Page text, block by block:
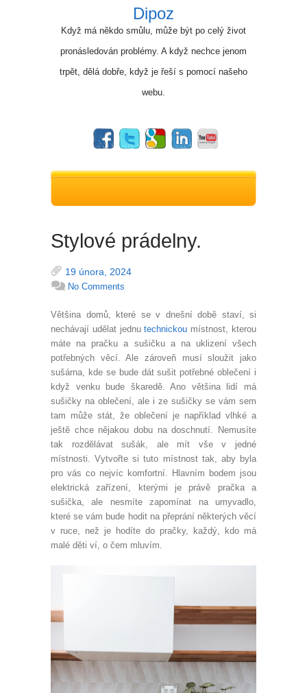
Dipoz
Když má někdo smůlu, může být po celý život
pronásledován problémy. A když nechce jenom
trpět, dělá dobře, když je řeší s pomocí našeho
webu.
Stylové prádelny.
19 února, 2024
No Comments
Většina domů, které se v dnešní době staví, si
nechávají udělat jednutechnickou místnost, kterou
máte na pračku a sušičku a na uklizení všech
potřebných věcí. Ale zároveň musí sloužit jako
sušárna, kde se bude dát sušit potřebné oblečení i
když venku bude škaredě. Ano většina lidí má
sušičky na oblečení, ale i ze sušičky se vám sem
tam může stát, že oblečení je například vlhké a
ještě chce nějakou dobu na doschnutí. Nemusíte
tak rozdělávat sušák, ale mít vše v jedné
místnosti. Vytvořte si tuto místnost tak, aby byla
pro vás co nejvíc komfortní. Hlavním bodem jsou
elektrická zařízení, kterými je právě pračka a
sušička, ale nesmíte zapomínat na umyvadlo,
které se vám bude hodit na přeprání některých věcí
v ruce, než je hodíte do pračky, každý, kdo má
malé děti ví, o čem mluvím.